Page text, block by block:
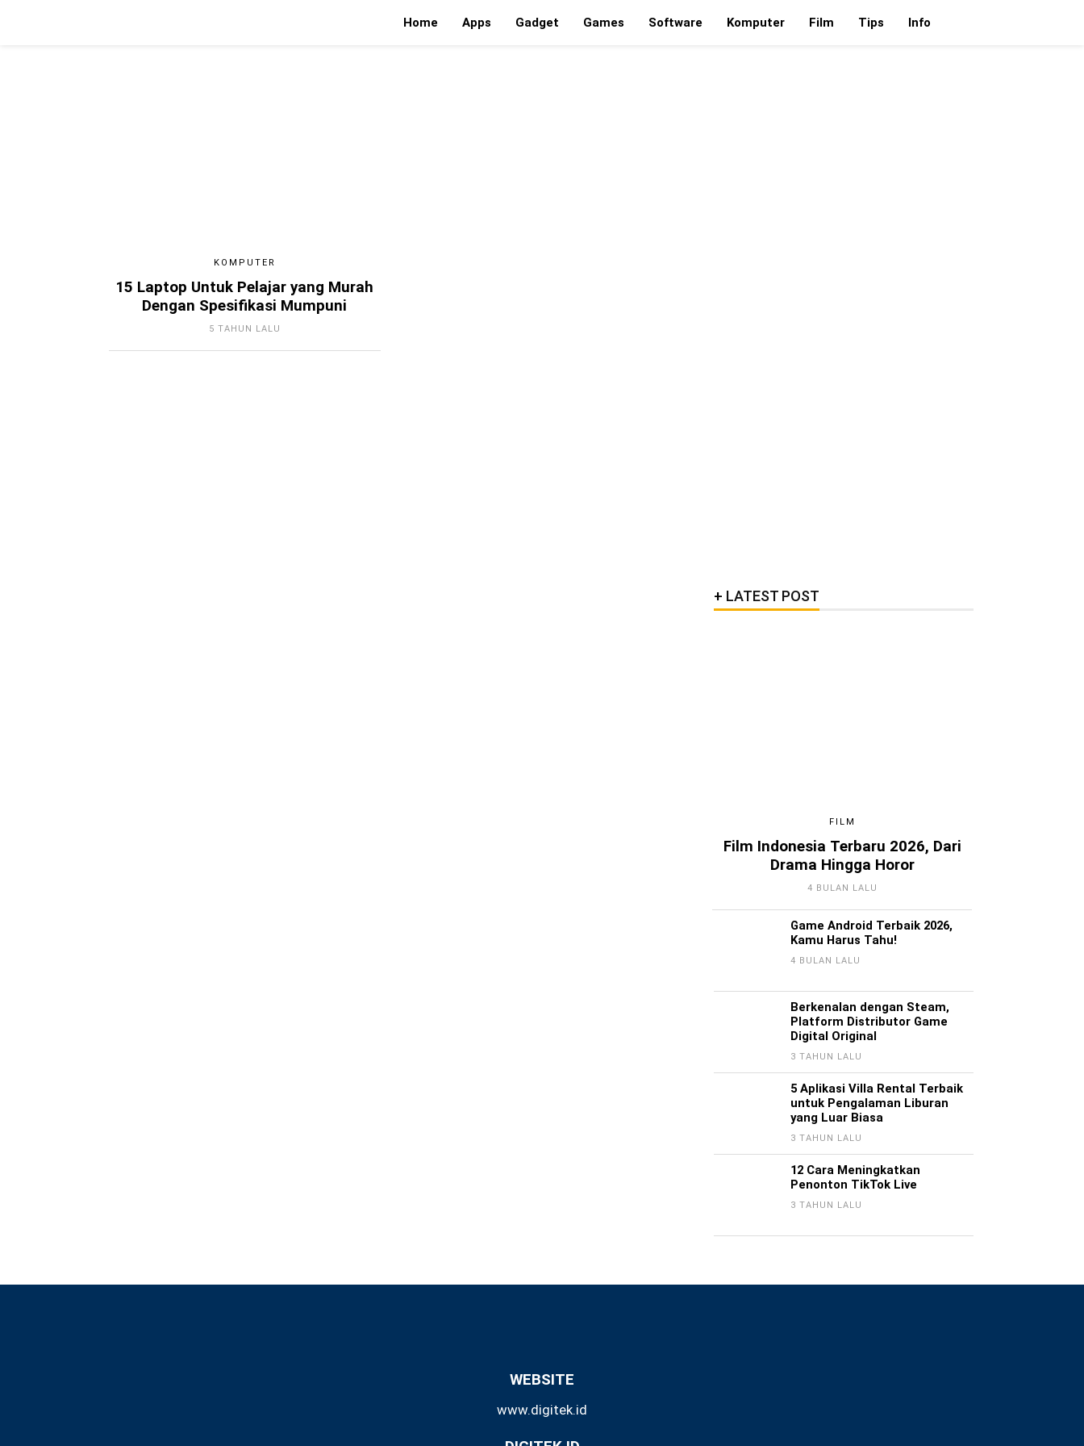
Home Apps Gadget Games Software Komputer Film Tips Info
KOMPUTER
15 Laptop Untuk Pelajar yang Murah
Dengan Spesifikasi Mumpuni
5 TAHUN LALU
LATEST POST
FILM
Film Indonesia Terbaru 2026, Dari
Drama Hingga Horor
4 BULAN LALU
Game Android Terbaik 2026,
Kamu Harus Tahu!
4 BULAN LALU
Berkenalan dengan Steam,
Platform Distributor Game
Digital Original
3 TAHUN LALU
5 Aplikasi Villa Rental Terbaik
untuk Pengalaman Liburan
yang Luar Biasa
3 TAHUN LALU
12 Cara Meningkatkan
Penonton TikTok Live
3 TAHUN LALU
WEBSITE
www.digitek.id